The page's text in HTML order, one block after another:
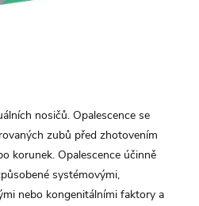
nosičů. Opalescence se
zubů před zhotovením
korunek. Opalescence účinně
systémovými,
nebo kongenitálními faktory a